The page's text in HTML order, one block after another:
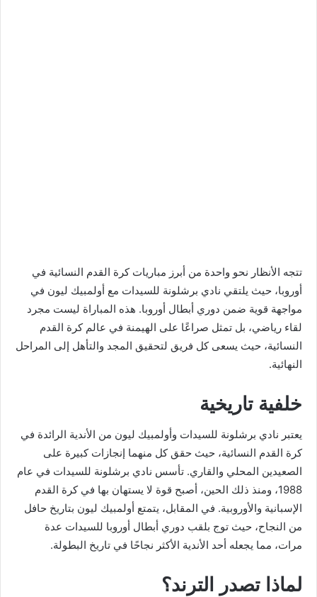
تتجه الأنظار نحو واحدة من أبرز مباريات كرة القدم النسائية في
أوروبا، حيث يلتقي نادي برشلونة للسيدات مع أولمبيك ليون في
مواجهة قوية ضمن دوري أبطال أوروبا. هذه المباراة ليست مجرد
لقاء رياضي، بل تمثل صراعًا على الهيمنة في عالم كرة القدم
النسائية، حيث يسعى كل فريق لتحقيق المجد والتأهل إلى المراحل
النهائية.
خلفية تاريخية
يعتبر نادي برشلونة للسيدات وأولمبيك ليون من الأندية الرائدة في
كرة القدم النسائية، حيث حقق كل منهما إنجازات كبيرة على
الصعيدين المحلي والقاري. تأسس نادي برشلونة للسيدات في عام
1988، ومنذ ذلك الحين، أصبح قوة لا يستهان بها في كرة القدم
الإسبانية والأوروبية. في المقابل، يتمتع أولمبيك ليون بتاريخ حافل
من النجاح، حيث توج بلقب دوري أبطال أوروبا للسيدات عدة
مرات، مما يجعله أحد الأندية الأكثر نجاحًا في تاريخ البطولة.
لماذا تصدر الترند؟